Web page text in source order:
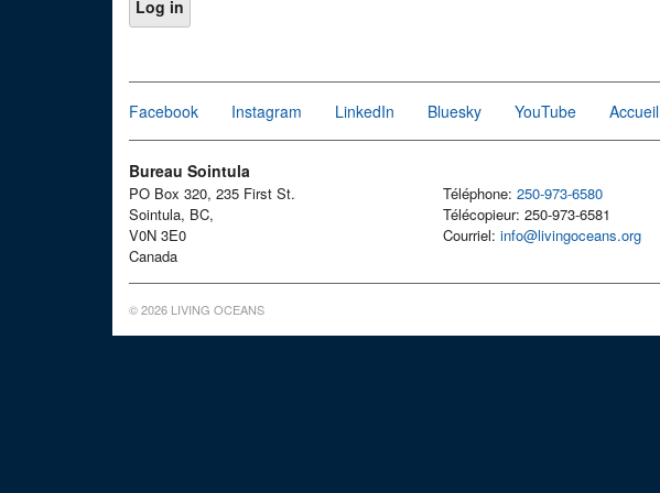
Facebook Instagram LinkedIn Bluesky YouTube Accueil
Bureau Sointula
PO Box 320, 235 First St.
Sointula, BC,
V0N 3E0
Canada
Téléphone: 250-973-6580
Télécopieur: 250-973-6581
Courriel: info@livingoceans.org
© 2026 LIVING OCEANS